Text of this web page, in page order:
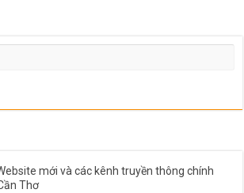
mới và các kênh truyền thông chính
Thơ